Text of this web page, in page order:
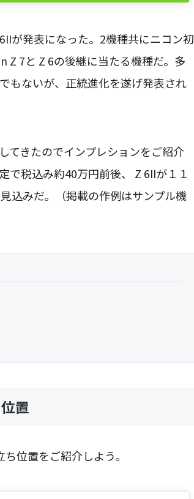
が発表になった。2機種共にニコン初
Z 7と Z 6の後継に当たる機種だ。多
もないが、正統進化を遂げ発表され
てきたのでインプレションをご紹介
で税込み約40万円前後、 Z 6IIが１１
込みだ。（掲載の作例はサンプル機
置
位置をご紹介しよう。